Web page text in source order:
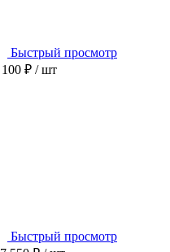
Быстрый просмотр
₽ / шт
Быстрый просмотр